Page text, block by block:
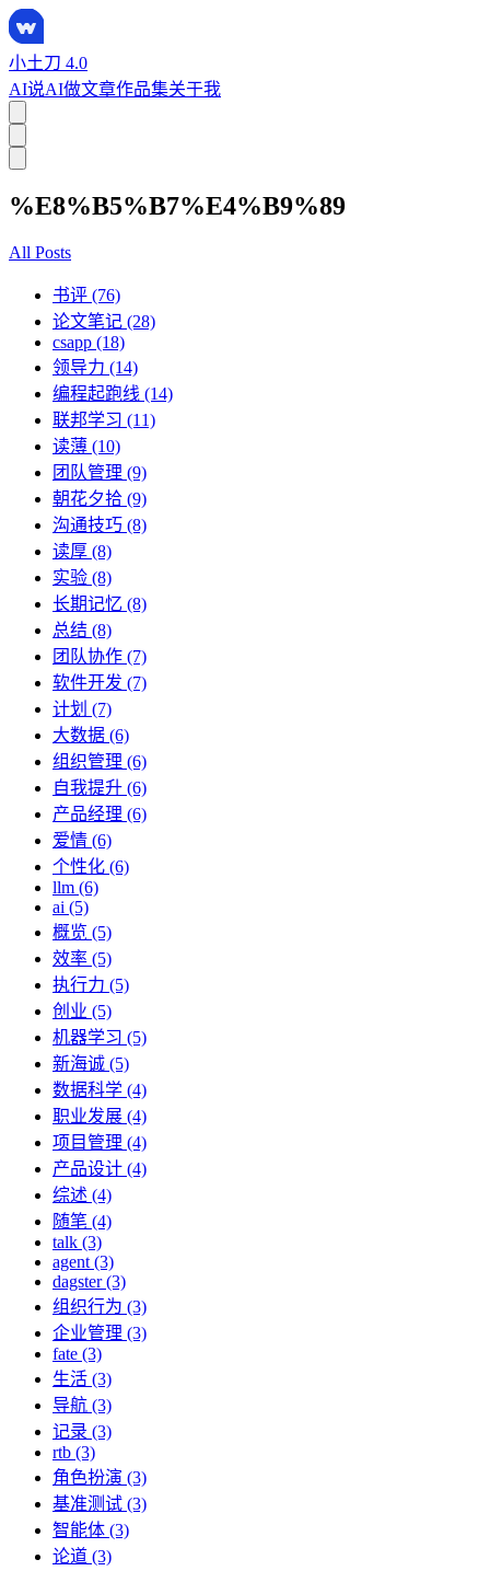
小土刀 4.0
AI说AI做文章作品集关于我
%E8%B5%B7%E4%B9%89
All Posts
书评 (76)
论文笔记 (28)
csapp (18)
领导力 (14)
编程起跑线 (14)
联邦学习 (11)
读薄 (10)
团队管理 (9)
朝花夕拾 (9)
沟通技巧 (8)
读厚 (8)
实验 (8)
长期记忆 (8)
总结 (8)
团队协作 (7)
软件开发 (7)
计划 (7)
大数据 (6)
组织管理 (6)
自我提升 (6)
产品经理 (6)
爱情 (6)
个性化 (6)
llm (6)
ai (5)
概览 (5)
效率 (5)
执行力 (5)
创业 (5)
机器学习 (5)
新海诚 (5)
数据科学 (4)
职业发展 (4)
项目管理 (4)
产品设计 (4)
综述 (4)
随笔 (4)
talk (3)
agent (3)
dagster (3)
组织行为 (3)
企业管理 (3)
fate (3)
生活 (3)
导航 (3)
记录 (3)
rtb (3)
角色扮演 (3)
基准测试 (3)
智能体 (3)
论道 (3)